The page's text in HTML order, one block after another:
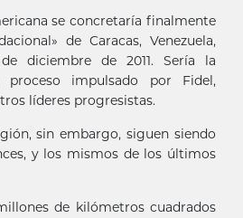
se concretaría finalmente
de Caracas, Venezuela,
diciembre de 2011. Sería la
impulsado por Fidel,
líderes progresistas.
sin embargo, siguen siendo
y los mismos de los últimos
de kilómetros cuadrados